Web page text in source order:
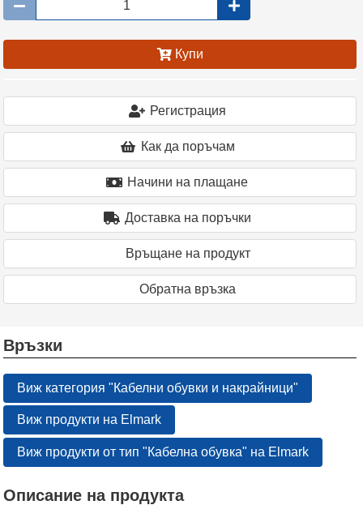
Купи
Регистрация
Как да поръчам
Начини на плащане
Доставка на поръчки
Връщане на продукт
Oбратна връзка
Връзки
Виж категория "Кабелни обувки и накрайници"
Виж продукти на Elmark
Виж продукти от тип "Кабелна обувка" на Elmark
Описание на продукта